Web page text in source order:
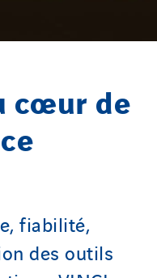
cœur de
fiabilité,
des outils